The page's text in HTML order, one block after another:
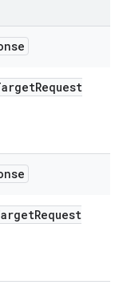
Request
Request